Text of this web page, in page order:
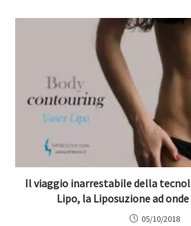
Il viaggio inarrestabile della
Lipo, la Liposuzione ad
05/10/2018